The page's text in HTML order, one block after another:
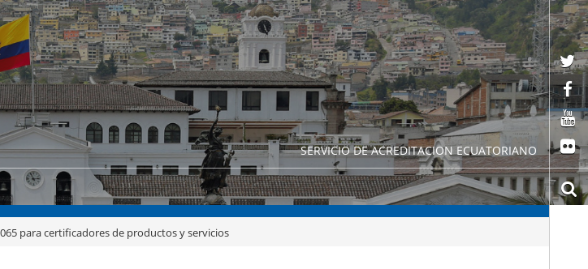
SERVICIO DE ACREDITACION ECUATORIANO
para certificadores de productos y servicios